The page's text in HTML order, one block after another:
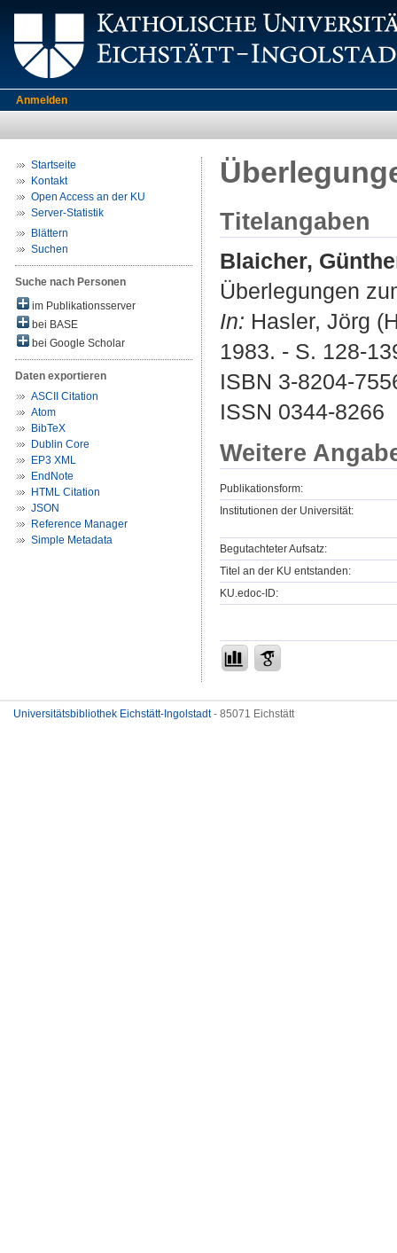
Anmelden
Startseite
Kontakt
Open Access an der KU
Server-Statistik
Blättern
Suchen
Suche nach Personen
im Publikationsserver
bei BASE
bei Google Scholar
Daten exportieren
ASCII Citation
Atom
BibTeX
Dublin Core
EP3 XML
EndNote
HTML Citation
JSON
Reference Manager
Simple Metadata
Titelangaben
Blaicher,
Überlegungen
In: Hasler, Jörg
1983. - S. 128-
ISBN 3-8204-
ISSN 0344-8266
Weitere
Publikationsform:
Institutionen der Universität:
Begutachteter Aufsatz:
Titel an der KU entstanden:
KU.edoc-ID:
Universitätsbibliothek Eichstätt-Ingolstadt- 85071 Eichstätt